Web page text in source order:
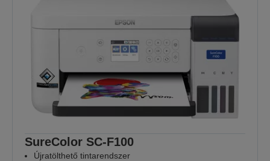
SureColor SC-F100
Újratölthető tintarendszer